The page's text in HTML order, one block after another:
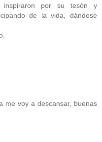
inspiraron por su tesón y
de la vida, dándose
me voy a descansar, buenas